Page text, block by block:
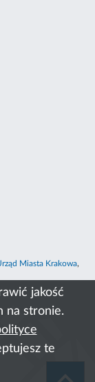
jakość
na stronie.
te
Miasta Krakowa,